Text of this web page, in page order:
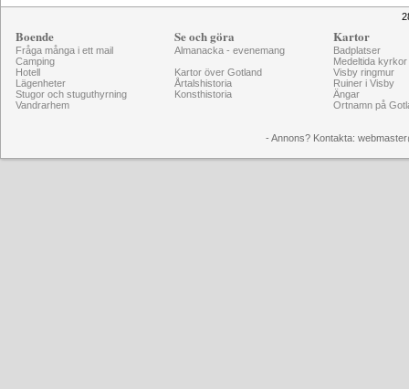
Boende
Fråga många i ett mail
Camping
Hotell
Lägenheter
Stugor och stuguthyrning
Vandrarhem
Se och göra
Almanacka - evenemang
Kartor över Gotland
Årtalshistoria
Konsthistoria
Kartor
Badplatser
Medeltida kyrkor
Visby ringmur
Ruiner i Visby
Ängar
Ortnamn på
- Annons? Kontakta: